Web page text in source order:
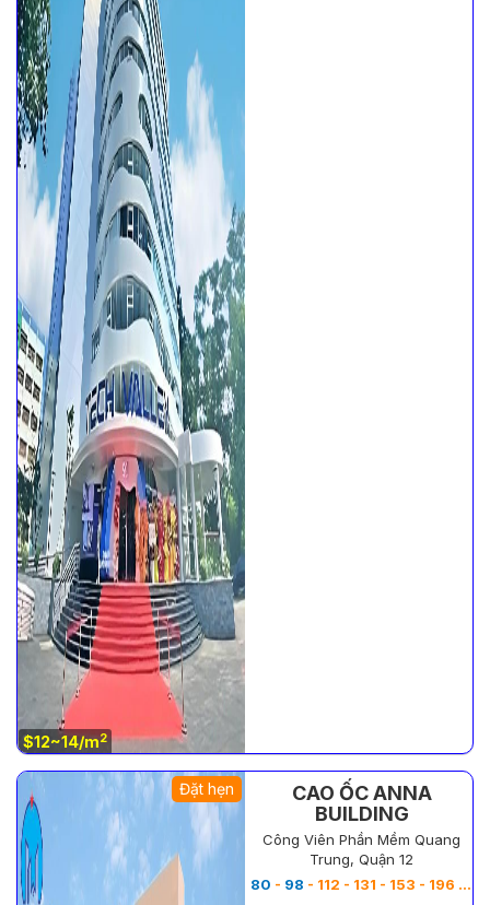
$12~14/m2
Đặt hẹn
CAO ỐC ANNA
BUILDING
Công Viên Phần Mềm Quang
Trung, Quận 12
80 - 98 - 112 - 131 - 153 - 196 - 308 - 349 - 367 m